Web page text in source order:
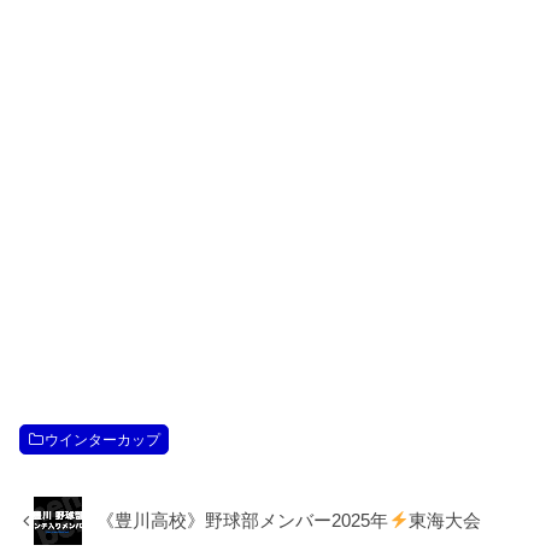
ウインターカップ
《豊川高校》野球部メンバー2025年 東海大会